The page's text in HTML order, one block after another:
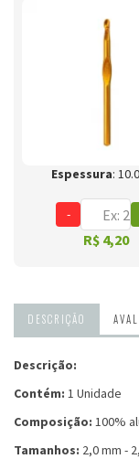
Espessura:
-
R$ 4,20
DESCRIÇÃO
Descrição:
Contém: 1 Unidade
Composição: 100%
Tamanhos: 2,0 mm -